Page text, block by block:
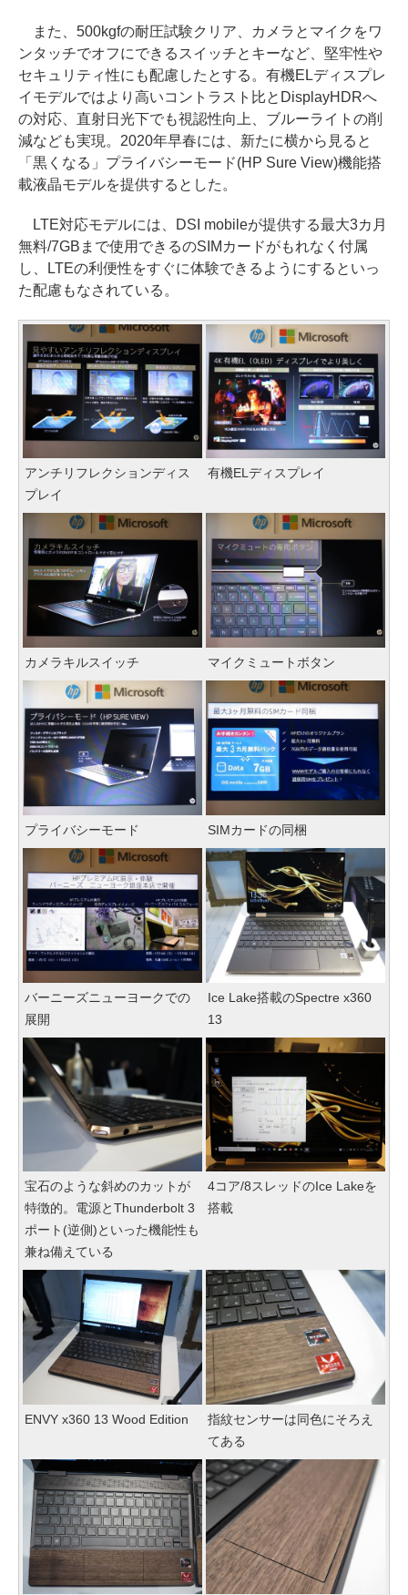
また、500kgfの耐圧試験クリア、カメラとマイクをワ
ンタッチでオフにできるスイッチとキーなど、堅牢性や
セキュリティ性にも配慮したとする。有機ELディスプレ
イモデルではより高いコントラスト比とDisplayHDRへ
の対応、直射日光下でも視認性向上、ブルーライトの削
減なども実現。2020年早春には、新たに横から見ると
「黒くなる」プライバシーモード(HP Sure View)機能搭
載液晶モデルを提供するとした。
LTE対応モデルには、DSI mobileが提供する最大3カ月
無料/7GBまで使用できるのSIMカードがもれなく付属
し、LTEの利便性をすぐに体験できるようにするといっ
た配慮もなされている。
アンチリフレクションディス
プレイ
有機ELディスプレイ
カメラキルスイッチ マイクミュートボタン
プライバシーモード SIMカードの同梱
バーニーズニューヨークでの
展開
Ice Lake搭載のSpectre x360
13
宝石のような斜めのカットが
特徴的。電源とThunderbolt 3
ポート(逆側)といった機能性も
兼ね備えている
4コア/8スレッドのIce Lakeを
搭載
ENVY x360 13 Wood Edition
指紋センサーは同色にそろえ
てある